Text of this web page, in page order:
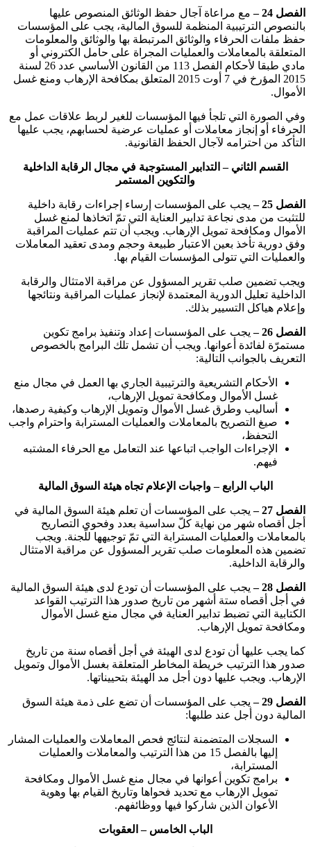
الفصل 24 –
مع مراعاة آجال حفظ الوثائق المنصوص عليها
بالنصوص الترتيبية المنظمة للسوق المالية، يجب على المؤسسات
حفظ ملفات الحرفاء والوثائق المرتبطة بها والوثائق والمعلومات
المتعلقة بالمعاملات والعمليات المجراة على حامل الكتروني أو
مادي طبقا لأحكام الفصل 113 من القانون الأساسي عدد 26 لسنة
2015 المؤرخ في 7 أوت 2015 المتعلق بمكافحة الإرهاب ومنع غسل
الأموال.
وفي الصورة التي تلجأ فيها المؤسسات للغير لربط علاقات عمل مع
الحرفاء أو إنجاز معاملات أو عمليات عرضية لحسابهم، يجب عليها
التأكد من احترامه لآجال الحفظ القانونية.
القسم الثاني – التدابير المستوجبة في مجال الرقابة الداخلية
والتكوين المستمر
الفصل 25 –
يجب على المؤسسات إرساء إجراءات رقابة داخلية
للتثبت من مدى نجاعة تدابير العناية التي تمّ اتخاذها لمنع غسل
الأموال ومكافحة تمويل الإرهاب. ويجب أن تتم عمليات المراقبة
وفق دورية تأخذ بعين الاعتبار طبيعة وحجم ومدى تعقيد المعاملات
والعمليات التي تتولى المؤسسات القيام بها.
ويجب تضمين صلب تقرير المسؤول عن مراقبة الامتثال والرقابة
الداخلية تعليل الدورية المعتمدة لإنجاز عمليات المراقبة ونتائجها
وإعلام هياكل التسيير بذلك.
الفصل 26 –
يجب على المؤسسات إعداد وتنفيذ برامج تكوين
مستمرّة لفائدة أعوانها. ويجب أن تشمل تلك البرامج بالخصوص
التعريف بالجوانب التالية:
الأحكام التشريعية والترتيبية الجاري بها العمل في مجال منع
غسل الأموال ومكافحة تمويل الإرهاب،
أساليب وطرق غسل الأموال وتمويل الإرهاب وكيفية رصدها،
صيغ التصريح بالمعاملات والعمليات المسترابة واحترام واجب
التحفظ،
الإجراءات الواجب اتباعها عند التعامل مع الحرفاء المشتبه
فيهم.
الباب الرابع – واجبات الإعلام تجاه هيئة السوق المالية
الفصل 27 –
يجب على المؤسسات أن تعلم هيئة السوق المالية في
أجل أقصاه شهر من نهاية كلّ سداسية بعدد وفحوى التصاريح
بالمعاملات والعمليات المسترابة التي تمّ توجيهها للّجنة. ويجب
تضمين هذه المعلومات صلب تقرير المسؤول عن مراقبة الامتثال
والرقابة الداخلية.
الفصل 28 –
يجب على المؤسسات أن تودع لدى هيئة السوق المالية
في أجل أقصاه ستة أشهر من تاريخ صدور هذا الترتيب القواعد
الكتابية التي تضبط تدابير العناية في مجال منع غسل الأموال
ومكافحة تمويل الإرهاب.
كما يجب عليها أن تودع لدى الهيئة في أجل أقصاه سنة من تاريخ
صدور هذا الترتيب خريطة المخاطر المتعلقة بغسل الأموال وتمويل
الإرهاب. ويجب عليها دون أجل مد الهيئة بتحييناتها.
الفصل 29 –
يجب على المؤسسات أن تضع على ذمة هيئة السوق
المالية دون أجل عند طلبها:
السجلات المتضمنة لنتائج فحص المعاملات والعمليات المشار
إليها بالفصل 15 من هذا الترتيب والمعاملات والعمليات
المسترابة،
برامج تكوين أعوانها في مجال منع غسل الأموال ومكافحة
تمويل الإرهاب مع تحديد فحواها وتاريخ القيام بها وهوية
الأعوان الذين شاركوا فيها ووظائفهم.
الباب الخامس – العقوبات